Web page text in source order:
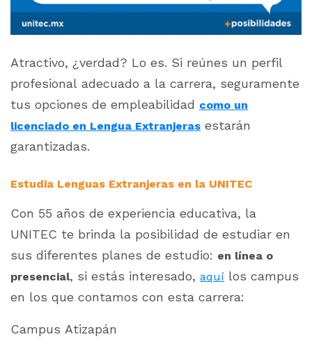
Atractivo, ¿verdad? Lo es. Si reúnes un perfil
profesional adecuado a la carrera, seguramente
tus opciones de empleabilidad como un
licenciado en Lengua Extranjeras estarán
garantizadas.
Estudia Lenguas Extranjeras en la UNITEC
Con 55 años de experiencia educativa, la
UNITEC te brinda la posibilidad de estudiar en
sus diferentes planes de estudio: en línea o
presencial, si estás interesado, aquí los campus
en los que contamos con esta carrera:
Campus Atizapán